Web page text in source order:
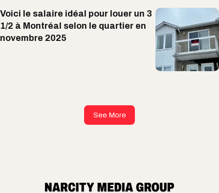
Voici le salaire idéal pour louer un 3
1/2 à Montréal selon le quartier en
novembre 2025
See More